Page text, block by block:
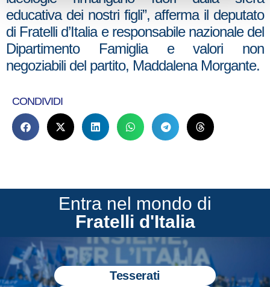
educativa dei nostri figli”, afferma il deputato
di Fratelli d’Italia e responsabile nazionale del
Dipartimento Famiglia e valori non
negoziabili del partito, Maddalena Morgante.
CONDIVIDI
Entra nel mondo di
Fratelli d'Italia
Tesserati